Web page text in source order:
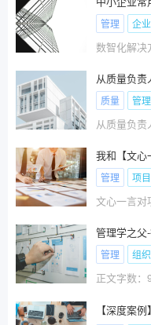
管理 企业
从质量负
质量 管理
从质量负
我和【文心
管理 项
文心一言对
管理学之父
管理 组织